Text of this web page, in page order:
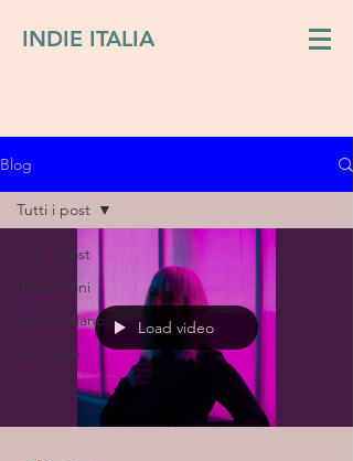
INDIE ITALIA
Blog
Tutti i post
Recensioni
Indie italiano
Interviste
Tutti i post
Load video